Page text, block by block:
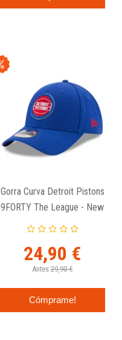
Gorra Curva Detroit Pistons
9FORTY The League - New
Era
24,90 €
Antes 29,90 €
Cómprame!